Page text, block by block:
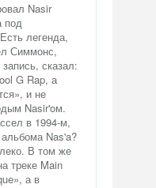
Nasir
под
легенда,
Симмонс,
сказал:
G Rap, а
и не
Nasir'oм.
в 1994-м,
Nas'a?
В том же
треке Main
а в